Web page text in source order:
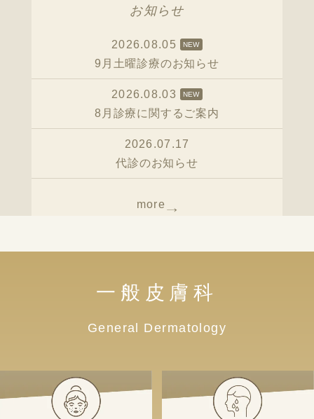
お知らせ
2026.08.05 NEW
9月土曜診療のお知らせ
2026.08.03 NEW
8月診療に関するご案内
2026.07.17
代診のお知らせ
more
一般皮膚科
General Dermatology